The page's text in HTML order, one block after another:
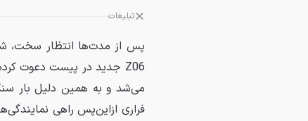
تبلیغات
پس از مدت‌ها انتظار سخت،
می‌شد و به همین دلیل بار